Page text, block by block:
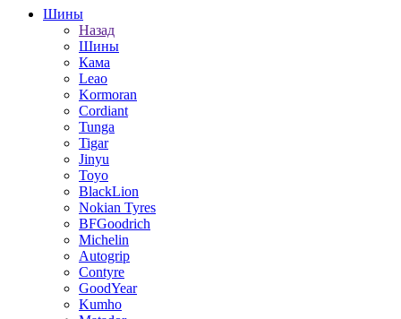
Шины
Назад
Шины
Кама
Leao
Kormoran
Cordiant
Tunga
Tigar
Jinyu
Toyo
BlackLion
Nokian Tyres
BFGoodrich
Michelin
Autogrip
Contyre
GoodYear
Kumho